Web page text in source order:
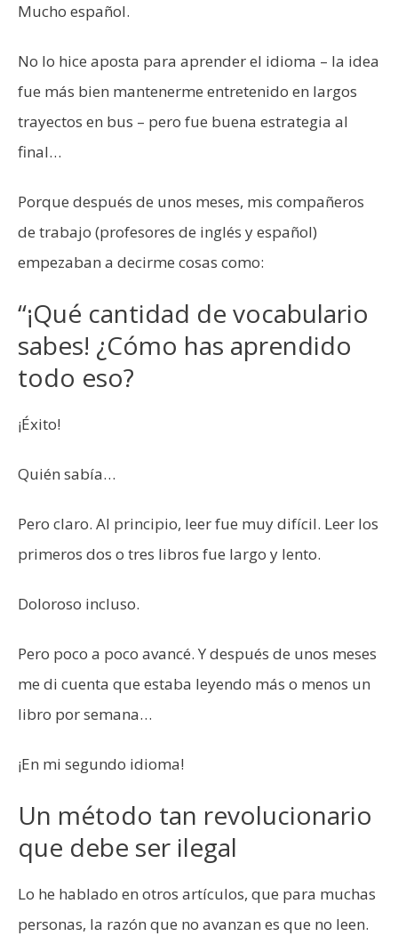
Mucho español.
No lo hice aposta para aprender el idioma – la idea
fue más bien mantenerme entretenido en largos
trayectos en bus – pero fue buena estrategia al
final…
Porque después de unos meses, mis compañeros
de trabajo (profesores de inglés y español)
empezaban a decirme cosas como:
“¡Qué cantidad de vocabulario
sabes! ¿Cómo has aprendido
todo eso?
¡Éxito!
Quién sabía…
Pero claro. Al principio, leer fue muy difícil. Leer los
primeros dos o tres libros fue largo y lento.
Doloroso incluso.
Pero poco a poco avancé. Y después de unos meses
me di cuenta que estaba leyendo más o menos un
libro por semana…
¡En mi segundo idioma!
Un método tan revolucionario
que debe ser ilegal
Lo he hablado en otros artículos, que para muchas
personas, la razón que no avanzan es que no leen.